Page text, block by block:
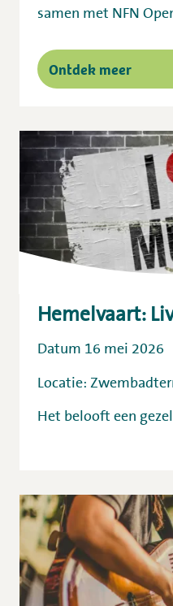
samen met NFN
Ontdek meer
Hemelvaart:
Datum 16 mei 2026
Locatie:
Het belooft een